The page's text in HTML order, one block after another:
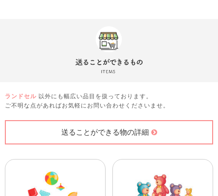
ランドセル 以外にも幅広い品目を扱っております。
ご不明な点があればお気軽にお問い合わせくださいませ。
送ることができる物の詳細